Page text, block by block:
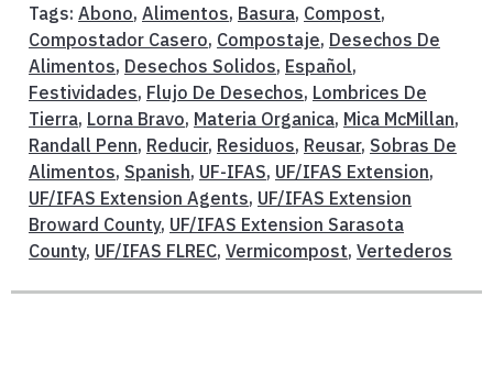
Tags: Abono, Alimentos, Basura, Compost,
Compostador Casero, Compostaje, Desechos De
Alimentos, Desechos Solidos, Español,
Festividades, Flujo De Desechos, Lombrices De
Tierra, Lorna Bravo, Materia Organica, Mica McMillan,
Randall Penn, Reducir, Residuos, Reusar, Sobras De
Alimentos, Spanish, UF-IFAS, UF/IFAS Extension,
UF/IFAS Extension Agents, UF/IFAS Extension
Broward County, UF/IFAS Extension Sarasota
County, UF/IFAS FLREC, Vermicompost, Vertederos